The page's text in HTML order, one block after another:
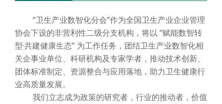
“卫生产业数智化分会”作为全国卫生产业企业管理
协会下设的非营利性二级分支机构，将以 “赋能数智转
型·共建健康生态” 为工作任务，团结卫生产业数智化相
关企事业单位、科研机构及专家学者，推动技术创新、
团体标准制定、资源整合与应用落地，助力卫生健康行
业高质量发展。
我们立志成为政策的研究者，行业的推动者，价值